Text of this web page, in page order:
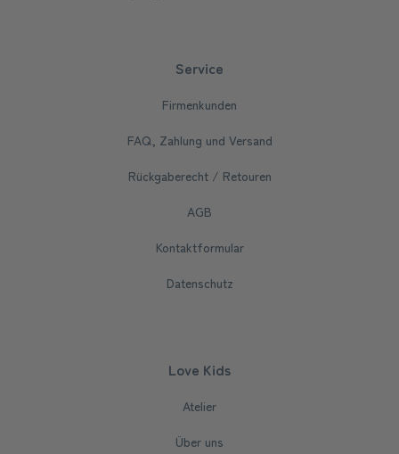
Service
Firmenkunden
FAQ, Zahlung und Versand
Rückgaberecht / Retouren
AGB
Kontaktformular
Datenschutz
Love Kids
Atelier
Über uns